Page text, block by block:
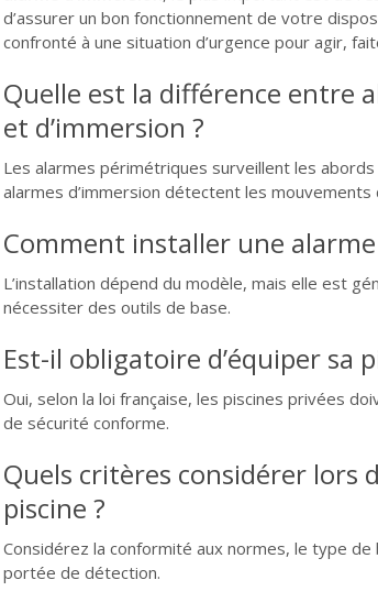
d’assurer un bon fonctionnement de votre
confronté à une situation d’urgence pour agir,
Quelle est la différence entre
et d’immersion ?
Les alarmes périmétriques surveillent les
alarmes d’immersion détectent les mouvements
Comment installer une alarme
L’installation dépend du modèle, mais elle est
nécessiter des outils de base.
Est-il obligatoire d’équiper sa
Oui, selon la loi française, les piscines privées
de sécurité conforme.
Quels critères considérer lors
piscine ?
Considérez la conformité aux normes, le type de
portée de détection.